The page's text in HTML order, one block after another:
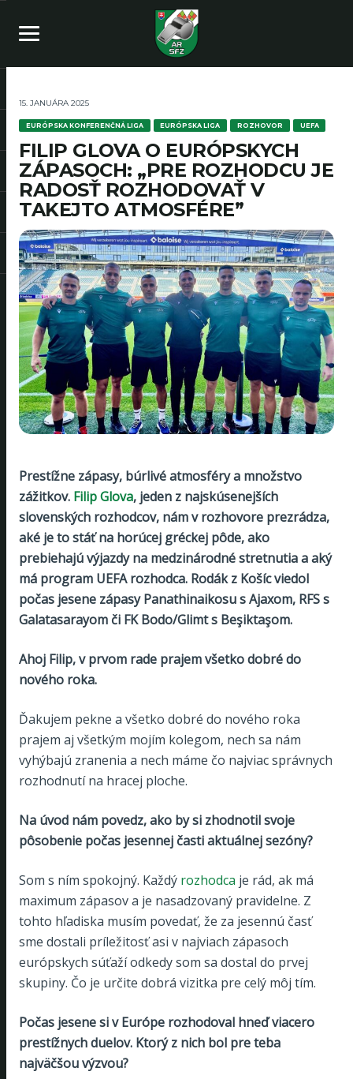
15. JANUÁRA 2025
EURÓPSKA KONFERENČNÁ LIGA EURÓPSKA LIGA ROZHOVOR UEFA
FILIP GLOVA O EURÓPSKYCH
ZÁPASOCH: „PRE ROZHODCU JE
RADOSŤ ROZHODOVAŤ V
TAKEJTO ATMOSFÉRE”
Prestížne zápasy, búrlivé atmosféry a množstvo
zážitkov. Filip Glova, jeden z najskúsenejších
slovenských rozhodcov, nám v rozhovore prezrádza,
aké je to stáť na horúcej gréckej pôde, ako
prebiehajú výjazdy na medzinárodné stretnutia a aký
má program UEFA rozhodca. Rodák z Košíc viedol
počas jesene zápasy Panathinaikosu s Ajaxom, RFS s
Galatasarayom či FK Bodo/Glimt s Beşiktaşom.
Ahoj Filip, v prvom rade prajem všetko dobré do
nového roka.
Ďakujem pekne a všetko dobré do nového roka
prajem aj všetkým mojím kolegom, nech sa nám
vyhýbajú zranenia a nech máme čo najviac správnych
rozhodnutí na hracej ploche.
Na úvod nám povedz, ako by si zhodnotil svoje
pôsobenie počas jesennej časti aktuálnej sezóny?
Som s ním spokojný. Každý rozhodca je rád, ak má
maximum zápasov a je nasadzovaný pravidelne. Z
tohto hľadiska musím povedať, že za jesennú časť
sme dostali príležitosť asi v najviach zápasoch
európskych súťaží odkedy som sa dostal do prvej
skupiny. Čo je určite dobrá vizitka pre celý môj tím.
Počas jesene si v Európe rozhodoval hneď viacero
prestížnych duelov. Ktorý z nich bol pre teba
najväčšou výzvou?